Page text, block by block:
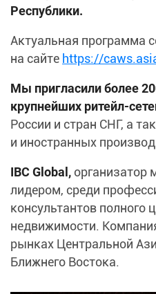
Республики.
Актуальная программа
на сайте https://
Мы пригласили более
крупнейших ритейл-
России и стран СНГ, а
и иностранных
IBC Global, организатор
лидером, среди
консультантов полного
недвижимости.
рынках Центральной
Ближнего Востока.